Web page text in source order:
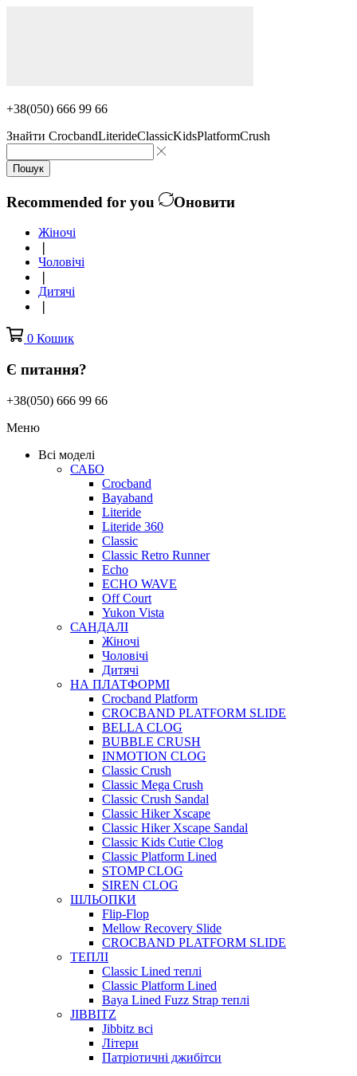
+38(050) 666 99 66
Знайти CrocbandLiterideClassicKidsPlatformCrush
Пошук
Recommended for you Оновити
Жіночі
Чоловічі
Дитячі
0 Кошик
Є питання?
+38(050) 666 99 66
Меню
Всі моделі
САБО
Crocband
Bayaband
Literide
Literide 360
Classic
Classic Retro Runner
Echo
ECHO WAVE
Off Court
Yukon Vista
САНДАЛІ
Жіночі
Чоловічі
Дитячі
НА ПЛАТФОРМІ
Crocband Platform
CROCBAND PLATFORM SLIDE
BELLA CLOG
BUBBLE CRUSH
INMOTION CLOG
Classic Crush
Classic Mega Crush
Classic Crush Sandal
Classic Hiker Xscape
Classic Hiker Xscape Sandal
Classic Kids Cutie Clog
Classic Platform Lined
STOMP CLOG
SIREN CLOG
ШЛЬОПКИ
Flip-Flop
Mellow Recovery Slide
CROCBAND PLATFORM SLIDE
ТЕПЛІ
Classic Lined теплі
Classic Platform Lined
Baya Lined Fuzz Strap теплі
JIBBITZ
Jibbitz всі
Літери
Патріотичні джибітси